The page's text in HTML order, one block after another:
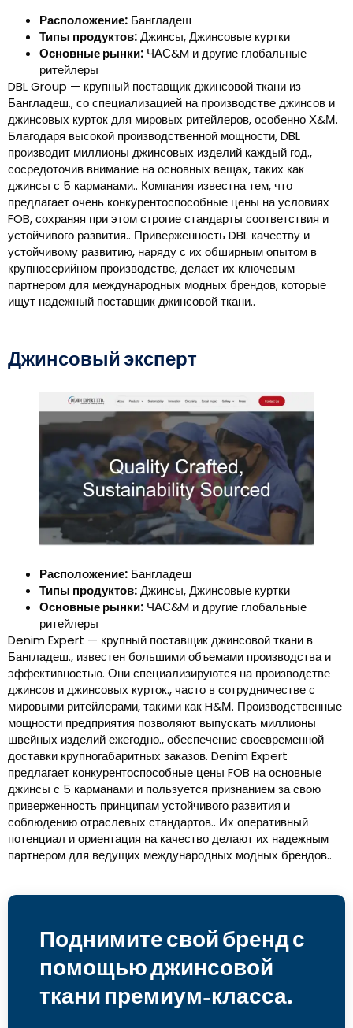
Расположение: Бангладеш
Типы продуктов:Джинсы, Джинсовые куртки
Основные рынки: ЧАС&M и другие глобальные
ритейлеры
DBL Group — крупный поставщик джинсовой ткани из
Бангладеш., со специализацией на производстве джинсов и
джинсовых курток для мировых ритейлеров, особенно Х&М.
Благодаря высокой производственной мощности, DBL
производит миллионы джинсовых изделий каждый год.,
сосредоточив внимание на основных вещах, таких как
джинсы с 5 карманами.. Компания известна тем, что
предлагает очень конкурентоспособные цены на условиях
FOB, сохраняя при этом строгие стандарты соответствия и
устойчивого развития.. Приверженность DBL качеству и
устойчивому развитию, наряду с их обширным опытом в
крупносерийном производстве, делает их ключевым
партнером для международных модных брендов, которые
ищут надежный поставщик джинсовой ткани..
Джинсовый эксперт
Расположение: Бангладеш
Типы продуктов:Джинсы, Джинсовые куртки
Основные рынки: ЧАС&M и другие глобальные
ритейлеры
Denim Expert — крупный поставщик джинсовой ткани в
Бангладеш., известен большими объемами производства и
эффективностью. Они специализируются на производстве
джинсов и джинсовых курток., часто в сотрудничестве с
мировыми ритейлерами, такими как H&М. Производственные
мощности предприятия позволяют выпускать миллионы
швейных изделий ежегодно., обеспечение своевременной
доставки крупногабаритных заказов. Denim Expert
предлагает конкурентоспособные цены FOB на основные
джинсы с 5 карманами и пользуется признанием за свою
приверженность принципам устойчивого развития и
соблюдению отраслевых стандартов.. Их оперативный
потенциал и ориентация на качество делают их надежным
партнером для ведущих международных модных брендов..
Поднимите свой бренд с
помощью джинсовой
ткани премиум-класса.